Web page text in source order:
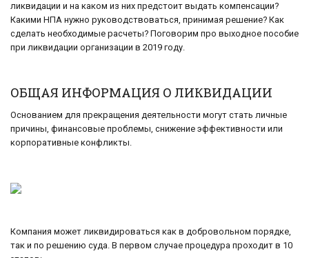
ликвидации и на каком из них предстоит выдать компенсации?
Какими НПА нужно руководствоваться, принимая решение? Как
сделать необходимые расчеты? Поговорим про выходное пособие
при ликвидации организации в 2019 году.
ОБЩАЯ ИНФОРМАЦИЯ О ЛИКВИДАЦИИ
Основанием для прекращения деятельности могут стать личные
причины, финансовые проблемы, снижение эффективности или
корпоративные конфликты.
Компания может ликвидироваться как в добровольном порядке,
так и по решению суда. В первом случае процедура проходит в 10